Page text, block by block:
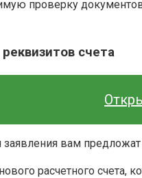
проверку
счета
вам
расчетного